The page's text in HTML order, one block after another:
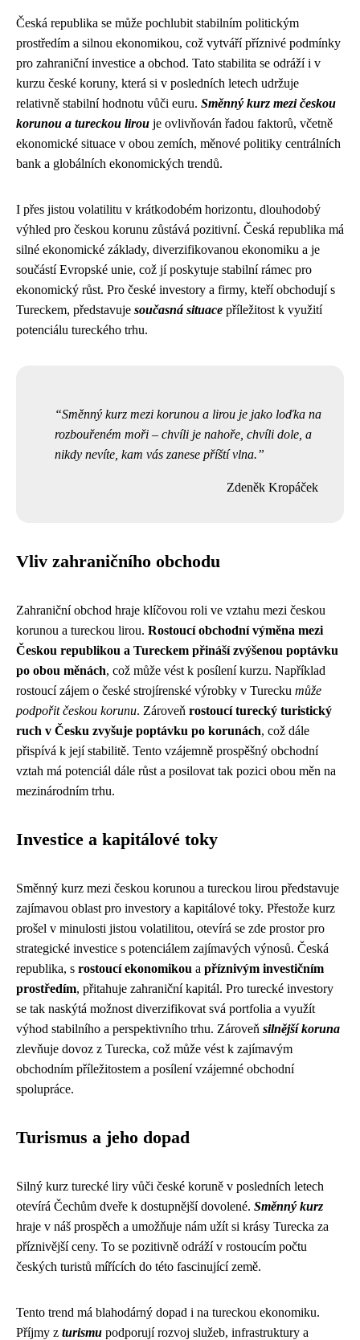
Česká republika se může pochlubit stabilním politickým
prostředím a silnou ekonomikou, což vytváří příznivé podmínky
pro zahraniční investice a obchod. Tato stabilita se odráží i v
kurzu české koruny, která si v posledních letech udržuje
relativně stabilní hodnotu vůči euru. Směnný kurz mezi českou
korunou a tureckou lirou je ovlivňován řadou faktorů, včetně
ekonomické situace v obou zemích, měnové politiky centrálních
bank a globálních ekonomických trendů.
I přes jistou volatilitu v krátkodobém horizontu, dlouhodobý
výhled pro českou korunu zůstává pozitivní. Česká republika má
silné ekonomické základy, diverzifikovanou ekonomiku a je
součástí Evropské unie, což jí poskytuje stabilní rámec pro
ekonomický růst. Pro české investory a firmy, kteří obchodují s
Tureckem, představuje současná situace příležitost k využití
potenciálu tureckého trhu.
Směnný kurz mezi korunou a lirou je jako loďka na
rozbouřeném moři – chvíli je nahoře, chvíli dole, a
nikdy nevíte, kam vás zanese příští vlna.
Zdeněk Kropáček
Vliv zahraničního obchodu
Zahraniční obchod hraje klíčovou roli ve vztahu mezi českou
korunou a tureckou lirou. Rostoucí obchodní výměna mezi
Českou republikou a Tureckem přináší zvýšenou poptávku
po obou měnách, což může vést k posílení kurzu. Například
rostoucí zájem o české strojírenské výrobky v Turecku může
podpořit českou korunu. Zároveň rostoucí turecký turistický
ruch v Česku zvyšuje poptávku po korunách, což dále
přispívá k její stabilitě. Tento vzájemně prospěšný obchodní
vztah má potenciál dále růst a posilovat tak pozici obou měn na
mezinárodním trhu.
Investice a kapitálové toky
Směnný kurz mezi českou korunou a tureckou lirou představuje
zajímavou oblast pro investory a kapitálové toky. Přestože kurz
prošel v minulosti jistou volatilitou, otevírá se zde prostor pro
strategické investice s potenciálem zajímavých výnosů. Česká
republika, s rostoucí ekonomikou a příznivým investičním
prostředím, přitahuje zahraniční kapitál. Pro turecké investory
se tak naskýtá možnost diverzifikovat svá portfolia a využít
výhod stabilního a perspektivního trhu. Zároveň silnější koruna
zlevňuje dovoz z Turecka, což může vést k zajímavým
obchodním příležitostem a posílení vzájemné obchodní
spolupráce.
Turismus a jeho dopad
Silný kurz turecké liry vůči české koruně v posledních letech
otevírá Čechům dveře k dostupnější dovolené. Směnný kurz
hraje v náš prospěch a umožňuje nám užít si krásy Turecka za
příznivější ceny. To se pozitivně odráží v rostoucím počtu
českých turistů mířících do této fascinující země.
Tento trend má blahodárný dopad i na tureckou ekonomiku.
Příjmy z turismu podporují rozvoj služeb, infrastruktury a